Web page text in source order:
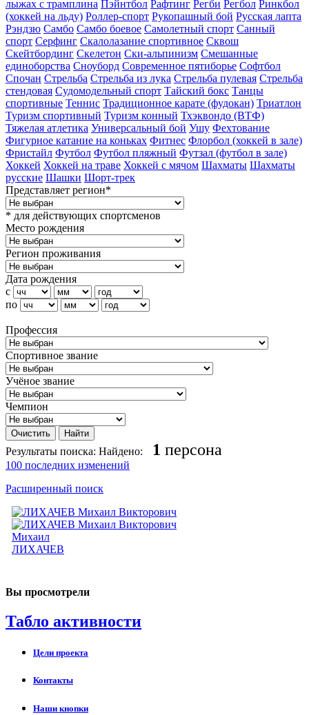
лыжах с трамплина Пэйнтбол Рафтинг Регби Регбол Ринкбол
(хоккей на льду) Роллер-спорт Рукопашный бой Русская лапта
Рэндзю Самбо Самбо боевое Самолетный спорт Санный
спорт Серфинг Скалолазание спортивное Сквош
Скейтбординг Скелетон Ски-альпинизм Смешанные
единоборства Сноуборд Современное пятиборье Софтбол
Спочан Стрельба Стрельба из лука Стрельба пулевая Стрельба
стендовая Судомодельный спорт Тайский бокс Танцы
спортивные Теннис Традиционное карате (фудокан) Триатлон
Туризм cпортивный Туризм конный Тхэквондо (ВТФ)
Тяжелая атлетика Универсальный бой Ушу Фехтование
Фигурное катание на коньках Фитнес Флорбол (хоккей в зале)
Фристайл Футбол Футбол пляжный Футзал (футбол в зале)
Хоккей Хоккей на траве Хоккей с мячом Шахматы Шахматы
русские Шашки Шорт-трек
Представляет регион*
* для действующих спортсменов
Место рождения
Регион проживания
Дата рождения
с
по
Профессия
Спортивное звание
Учёное звание
Чемпион
Результаты поиска: Найдено: 1 персона
100 последних изменений
Расширенный поиск
Михаил
ЛИХАЧЕВ
Вы просмотрели
Табло активности
Цели проекта
Контакты
Наши кнопки